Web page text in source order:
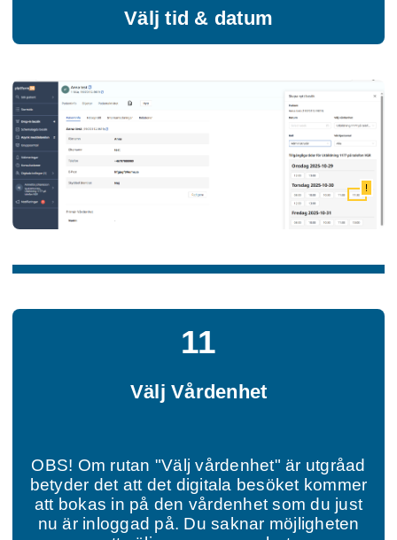
Välj tid & datum
!
11
Välj Vårdenhet
OBS! Om rutan "Välj vårdenhet" är utgråad
betyder det att det digitala besöket kommer
att bokas in på den vårdenhet som du just
nu är inloggad på. Du saknar möjligheten